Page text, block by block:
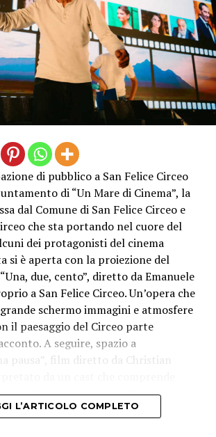
di pubblico a San Felice Circeo
di “Un Mare di Cinema”, la
dal Comune di San Felice Circeo e
che sta portando nel cuore del
dei protagonisti del cinema
si è aperta con la proiezione del
due, cento”, diretto da Emanuele
a San Felice Circeo. Un’opera che
schermo immagini e atmosfere
il paesaggio del Circeo parte
A seguire, spazio a
pausa”, film diretto da Christian
Gerini, Fabio Volo, Ilenia
Calabresi.
L’ARTICOLO COMPLETO